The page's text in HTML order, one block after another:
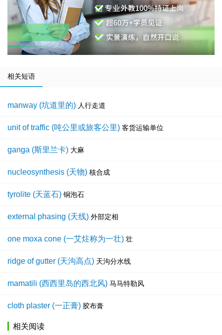
相关短语
manway (坑道里的) 人行走道
unit of traffic (吨公里或旅客公里) 客货运输单位
ganga (斯里兰卡) 大麻
nucleosynthesis (天物) 核合成
tyrolite (天蓝石) 铜泡石
external phasing (天线) 外部定相
one moxa cone (一艾炷称为一壮) 壮
ridge of gutter (天沟高点) 天沟分水线
mamatili (西西里岛的西北风) 马马特勒风
cloth plaster (一正膏) 胶布膏
相关阅读